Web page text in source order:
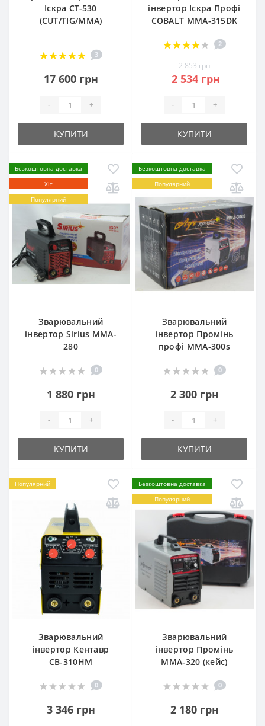
Іскра CT-530
(CUT/TIG/MMA)
3
17 600 грн
- +
КУПИТИ
інвертор Іскра Профі
COBALT ММА-315DK
2
2 853 грн
2 534 грн
- +
КУПИТИ
Безкоштовна доставка
Хіт
Популярний
Зварювальний
інвертор Sirius MMA-
280
0
1 880 грн
- +
КУПИТИ
Безкоштовна доставка
Популярний
Зварювальний
інвертор Промінь
профі ММА-300s
0
2 300 грн
- +
КУПИТИ
Популярний
Зварювальний
інвертор Кентавр
СВ-310НМ
0
3 346 грн
Безкоштовна доставка
Популярний
Зварювальний
інвертор Промінь
ММА-320 (кейс)
0
2 180 грн